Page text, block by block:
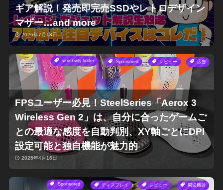
ギア解説！発売即完売SSDやレトロデザイン
マザー…and more
2026年7月13日
sensitivity finder Sponsored レビュー 広告
FPSユーザー必見！SteelSeries「Aerox 3
Wireless Gen 2」は、自分に合ったゲームご
との最適な感度を自動判別、XY軸ごとにDPI
設定可能と独自機能が魅力的
2026年4月16日
Sponsored ディスプレイ レビュー 周辺機器